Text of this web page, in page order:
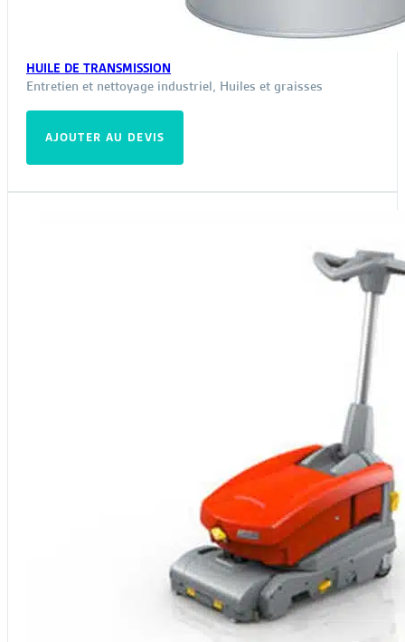
HUILE DE TRANSMISSION
Entretien et nettoyage industriel, Huiles et graisses
AJOUTER AU DEVIS